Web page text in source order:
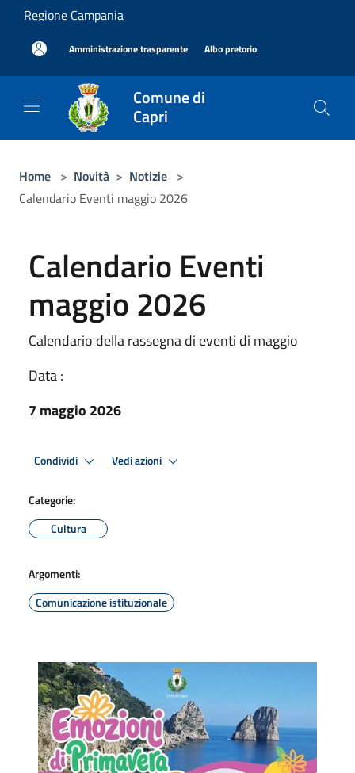
Salta al contenuto principale
Regione Campania
Amministrazione trasparente Albo pretorio
Comune di
Capri
Home > Novità > Notizie >
Calendario Eventi maggio 2026
Calendario Eventi
maggio 2026
Calendario della rassegna di eventi di maggio
Data :
7 maggio 2026
Condividi Vedi azioni
Categorie:
Cultura
Argomenti:
Comunicazione istituzionale